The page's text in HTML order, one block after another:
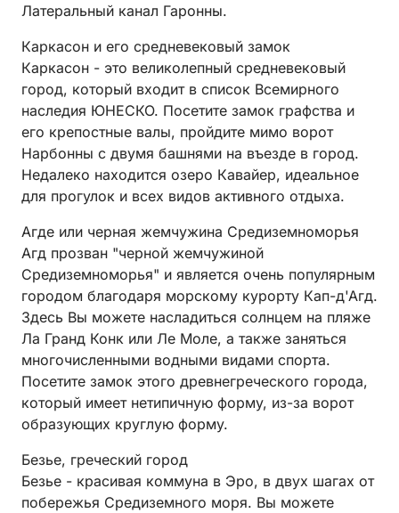
Латеральный канал Гаронны.
Каркасон и его средневековый замок
Каркасон - это великолепный средневековый
город, который входит в список Всемирного
наследия ЮНЕСКО. Посетите замок графства и
его крепостные валы, пройдите мимо ворот
Нарбонны с двумя башнями на въезде в город.
Недалеко находится озеро Кавайер, идеальное
для прогулок и всех видов активного отдыха.
Агде или черная жемчужина Средиземноморья
Агд прозван "черной жемчужиной
Средиземноморья" и является очень популярным
городом благодаря морскому курорту Кап-д'Агд.
Здесь Вы можете насладиться солнцем на пляже
Ла Гранд Конк или Ле Моле, а также заняться
многочисленными водными видами спорта.
Посетите замок этого древнегреческого города,
который имеет нетипичную форму, из-за ворот
образующих круглую форму.
Безье, греческий город
Безье - красивая коммуна в Эро, в двух шагах от
побережья Средиземного моря. Вы можете